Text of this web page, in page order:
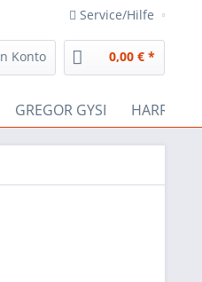
Service/Hilfe
Konto 0,00 € *
GREGOR GYSI HARRY